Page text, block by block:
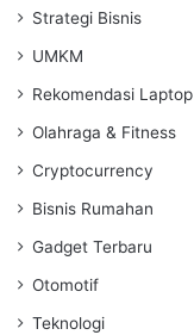
Strategi Bisnis
UMKM
Rekomendasi Laptop
Olahraga & Fitness
Cryptocurrency
Bisnis Rumahan
Gadget Terbaru
Otomotif
Teknologi